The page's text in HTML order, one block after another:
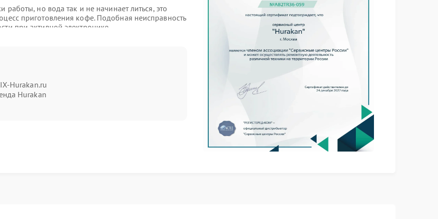
работы, но вода так и не начинает литься, это
приготовления кофе. Подобная неисправность
при активной электронике.
конструкции. Важно точно определить, где
работу.
Hurakan.ru
Hurakan